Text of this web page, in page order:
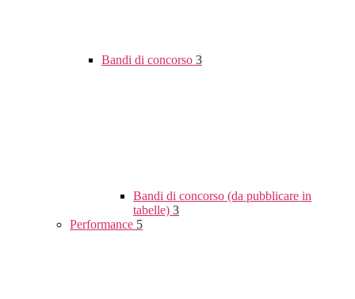
Bandi di concorso 3
Bandi di concorso (da pubblicare in
tabelle) 3
Performance 5